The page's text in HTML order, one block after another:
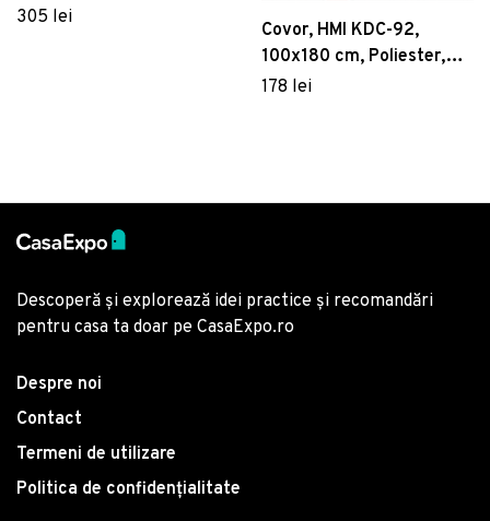
Poliester , Multicolor
305 lei
Covor, HMI KDC-92,
100x180 cm, Poliester,
Multicolor
178 lei
Descoperă și explorează idei practice și recomandări
pentru casa ta doar pe CasaExpo.ro
Despre noi
Contact
Termeni de utilizare
Politica de confidențialitate